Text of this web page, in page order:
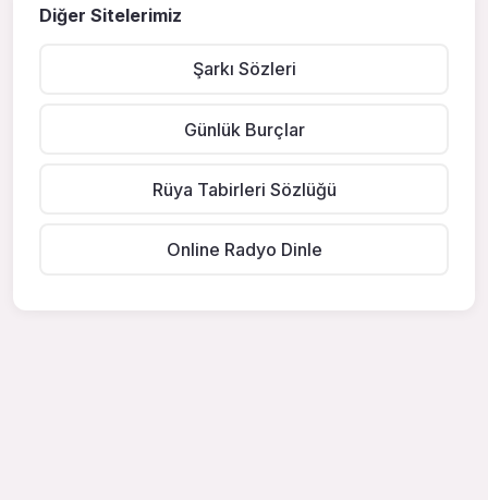
Diğer Sitelerimiz
Şarkı Sözleri
Günlük Burçlar
Rüya Tabirleri Sözlüğü
Online Radyo Dinle